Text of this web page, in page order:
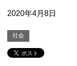
2020年4月8日
社会